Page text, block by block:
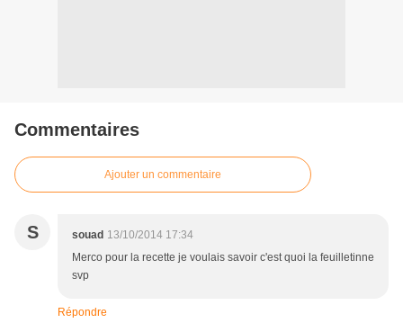
Commentaires
Ajouter un commentaire
S souad 13/10/2014 17:34
Merco pour la recette je voulais savoir c'est quoi la feuilletinne
svp
Répondre